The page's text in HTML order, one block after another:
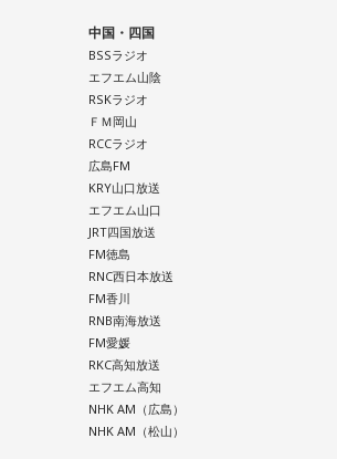
NewsCLUB「自分自身と話そうの
8月11日（火・祝）午前9時00分～10時
圭大郎（文化放送アナウンサー）
協同組合連合会（全葬連）
中国・四国
BSSラジオ
エフエム山陰
RSKラジオ
ＦＭ岡山
RCCラジオ
広島FM
KRY山口放送
エフエム山口
JRT四国放送
FM徳島
RNC西日本放送
FM香川
RNB南海放送
FM愛媛
RKC高知放送
エフエム高知
NHK AM（広島）
NHK AM（松山）